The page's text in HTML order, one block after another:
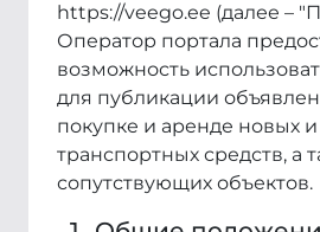
https://veego.ee (далее –
Оператор портала
возможность
для публикации
покупке и аренде новых
транспортных средств, а
сопутствующих объектов.